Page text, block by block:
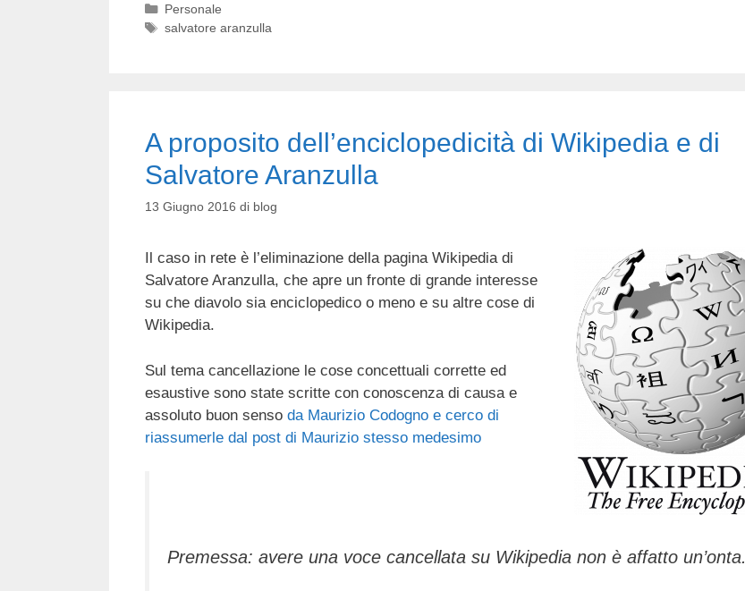
Categorie
Personale
Tag
salvatore aranzulla
A proposito dell’enciclopedicità di Wikipedia e di
Salvatore Aranzulla
13 Giugno 2016 di blog
Il caso in rete è l’eliminazione della pagina Wikipedia di
Salvatore Aranzulla, che apre un fronte di grande interesse
su che diavolo sia enciclopedico o meno e su altre cose di
Wikipedia.
Sul tema cancellazione le cose concettuali corrette ed
esaustive sono state scritte con conoscenza di causa e
assoluto buon senso da Maurizio Codogno e cerco di
riassumerle dal post di Maurizio stesso medesimo
Premessa: avere una voce cancellata su Wikipedia non è affatto un’onta.